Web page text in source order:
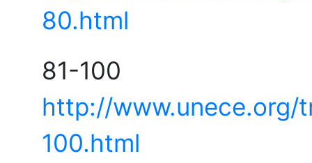
80.html
http://www.unece.org/
100.html